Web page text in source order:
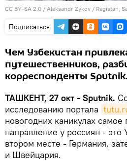
CC BY-SA 2.0 / Aleksandr Zykov / Registan,
Подписаться
Чем Узбекистан
путешественников,
корреспонденты Sputnik.
ТАШКЕНТ, 27 окт - Sputnik.
исследованию портала
новогодних каникулах самое
направление у россиян - это
втором месте - Германия,
и Швейцария.